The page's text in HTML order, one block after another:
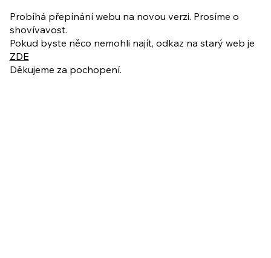
ukázkové lekce
Probíhá přepínání webu na novou verzi. Prosíme o
shovívavost.
Pokud byste něco nemohli najít, odkaz na starý web je
ZDE
Děkujeme za pochopení.